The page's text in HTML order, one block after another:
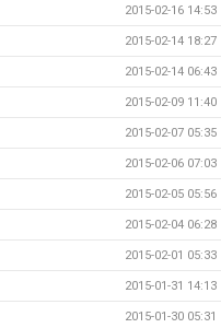
2015-02-16 14:53
2015-02-14 18:27
2015-02-14 06:43
2015-02-09 11:40
2015-02-07 05:35
2015-02-06 07:03
2015-02-05 05:56
2015-02-04 06:28
2015-02-01 05:33
2015-01-31 14:13
2015-01-30 05:31